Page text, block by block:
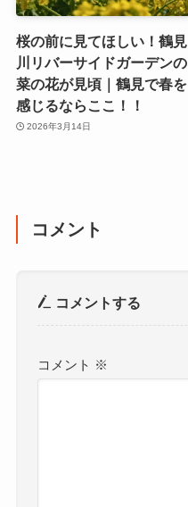
桜の前に見てほしい！鶴見
川リバーサイドガーデンの
菜の花が見頃｜鶴見で春を
感じるならここ！！
2026年3月14日
コメント
コメントする
コメント ※